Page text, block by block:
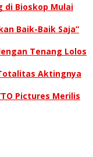
di Bioskop Mulai
Baik-Baik Saja”
Tenang Lolos
Aktingnya
Pictures Merilis